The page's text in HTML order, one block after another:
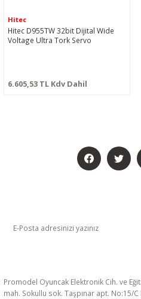
Hitec
Hitec D955TW 32bit Dijital Wide
Voltage Ultra Tork Servo
6.605,53 TL Kdv Dahil
Promodel Oyuncak Elektronik Cih. ve
mah. Sokullu sok. Taşpınar apt. No:15/C